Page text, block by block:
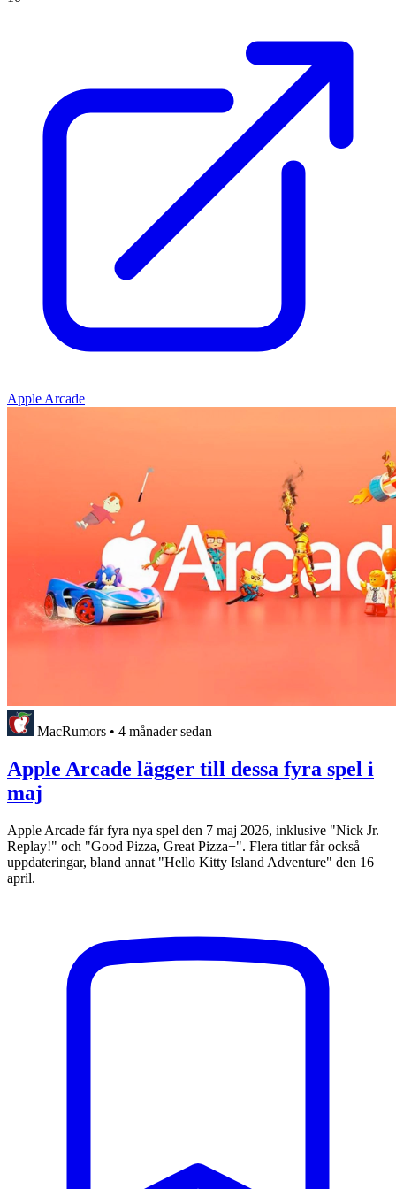
Apple Arcade
MacRumors • 4 månader sedan
Apple Arcade lägger till dessa fyra spel i
maj
Apple Arcade får fyra nya spel den 7 maj 2026, inklusive "Nick Jr.
Replay!" och "Good Pizza, Great Pizza+". Flera titlar får också
uppdateringar, bland annat "Hello Kitty Island Adventure" den 16
april.